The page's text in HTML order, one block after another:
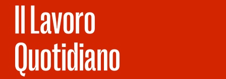
Il Lavoro
Quotidiano